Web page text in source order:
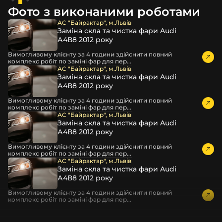
декоративні маски
професійні інструменти для розбору фари
бутиловий герметик для збору фари
рідини для розбирання фари
і також для автомобілівFOREST,Toyota,Jeep та інших,
які будуть на 100 % сумісними із оригінальною фарою
вашої моделі авто.
Фотографії скла і корпусів, розміщені на сайті –
автентичні та унікальні. Зроблені за допомогою
професійного обладнання у нашому офісі та оптовому
складі в Києві. З метою захисту від недозволеного
копіювання – на всіх фотографіях розміщений водяний
знак із нашим логотипом – для швидкої ідентифікації.
Без письмового дозволу заборонено використовувати
будь-які фотографії з нашого веб-сайту.
Можна придбати окремо як одне скло чи корпус,
так і пару чи комплект. Кожну одиницю товару наші
співробітники на складі ретельно перевіряють та
дбайливо запаковують спочатку у декілька шарів
Фото з виконаними роботами
АС "Байрактар", м.Львів
Заміна скла та чистка фари Audi
А4В8 2012 року
Вимогливому клієнту за 4 години здійснити повний
комплекс робіт по заміні фар для пер...
АС "Байрактар", м.Львів
Заміна скла та чистка фари Audi
А4В8 2012 року
Вимогливому клієнту за 4 години здійснити повний
комплекс робіт по заміні фар для пер...
АС "Байрактар", м.Львів
Заміна скла та чистка фари Audi
А4В8 2012 року
Вимогливому клієнту за 4 години здійснити повний
комплекс робіт по заміні фар для пер...
АС "Байрактар", м.Львів
Заміна скла та чистка фари Audi
А4В8 2012 року
Вимогливому клієнту за 4 години здійснити повний
комплекс робіт по заміні фар для пер...